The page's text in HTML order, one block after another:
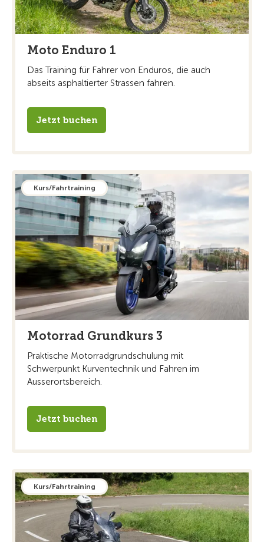
Moto Enduro 1
Das Training für Fahrer von Enduros, die auch
abseits asphaltierter Strassen fahren.
Jetzt buchen
Kurs/Fahrtraining
Motorrad Grundkurs 3
Praktische Motorradgrundschulung mit
Schwerpunkt Kurventechnik und Fahren im
Ausserortsbereich.
Jetzt buchen
Kurs/Fahrtraining